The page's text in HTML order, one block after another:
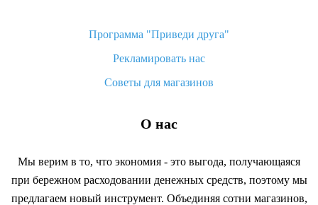
Программа "Приведи друга"
Рекламировать нас
Советы для магазинов
О нас
Мы верим в то, что экономия - это выгода, получающаяся
при бережном расходовании денежных средств, поэтому мы
предлагаем новый инструмент. Объединяя сотни магазинов,